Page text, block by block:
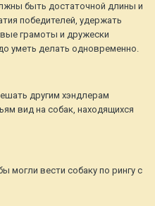
быть достаточной длины и
победителей, удержать
грамоты и дружески
уметь делать одновременно.
другим хэндлерам
вид на собак, находящихся
могли вести собаку по рингу с